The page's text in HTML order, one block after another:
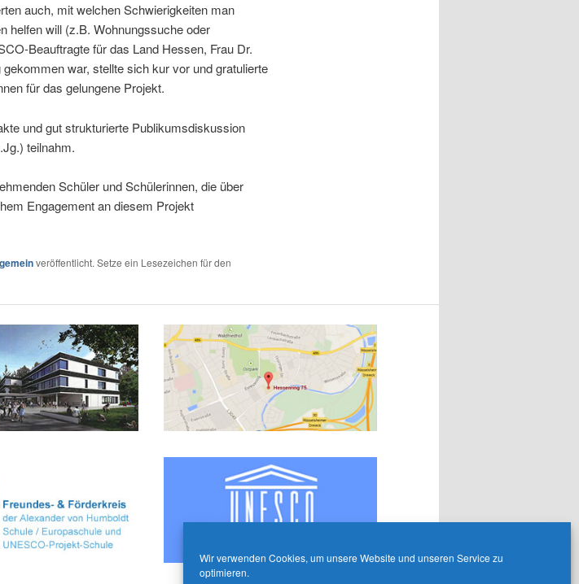
Wir verwenden Cookies, um unsere Website und unseren Service zu
optimieren.
auch, mit welchen Schwierigkeiten man
helfen will (z.B. Wohnungssuche oder
Beauftragte für das Land Hessen, Frau Dr.
war, stellte sich kur vor und gratulierte
für das gelungene Projekt.
und gut strukturierte Publikumsdiskussion
teilnahm.
Schüler und Schülerinnen, die über
Engagement an diesem Projekt
veröffentlicht. Setze ein Lesezeichen für den